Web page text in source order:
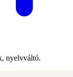
nyelvváltó.